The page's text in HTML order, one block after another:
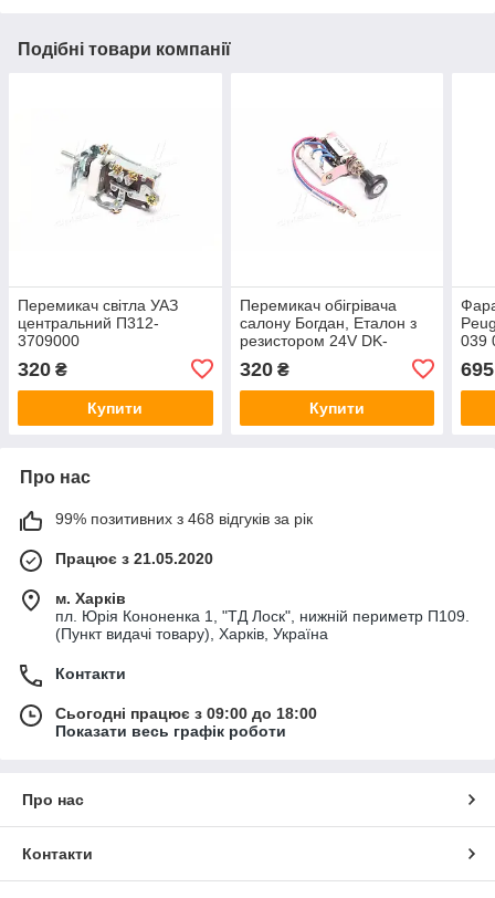
Подібні товари компанії
Перемикач світла УАЗ
центральний П312-
3709000
320 ₴
Купити
Перемикач обігрівача
салону Богдан, Еталон з
резистором 24V DK-
320₴
Купити
039
695
Про нас
99% позитивних з 468 відгуків за рік
Працює з 21.05.2020
м. Харків
пл. Юрія Кононенка 1, "ТД Лоск", нижній периметр П109.
(Пункт видачі товару), Харків, Україна
Контакти
Сьогодні працює з 09:00 до 18:00
Показати весь графік роботи
Про нас
Контакти